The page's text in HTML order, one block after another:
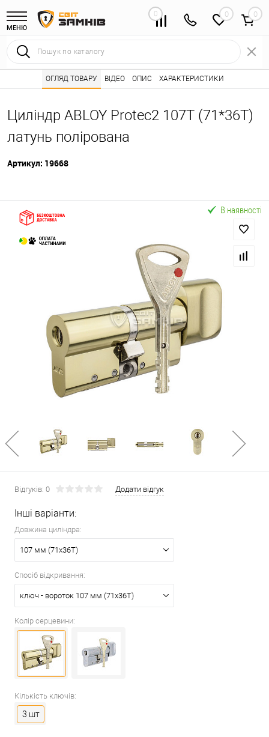
МЕНЮ
0 0
Інтернет магазин замків • Каталог товарів ⭐ • Серцевини
Циліндр ABLOY Protec2 107T (71*36T)
латунь полірована
Артикул: 19668
ОГЛЯД ТОВАРУ ВІДЕО ОПИС ХАРАКТЕРИСТИКИ
Відгуків: 0 Додати відгук
Інші варіанти:
Довжина циліндра:
107 мм (71x36T)
Спосіб відкривання:
ключ - вороток 107 мм (71x36T)
Колір серцевини:
Кількість ключів:
3 шт
В наявності